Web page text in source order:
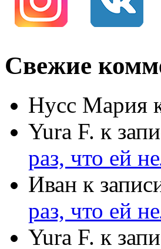
Свежие
Нусс Мария
Yura F. к
раз, что ей
Иван к
раз, что ей
Yura F. к